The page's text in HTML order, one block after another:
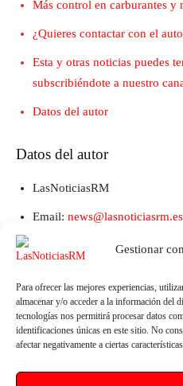
Gestionar
Para ofrecer las mejores experiencias,
almacenar y/o acceder a la información del
tecnologías nos permitirá procesar datos
identificaciones únicas en este sitio. No
afectar negativamente a ciertas
Más control en carburantes y
¿Quieres contactar con el
Esta y otras noticias puedes
subscribiéndote a nuestro
Datos del autor
Datos del autor
LasNoticiasRM
Email: news@lasnoticiasrm.es
Teléfono y Whatsapp: